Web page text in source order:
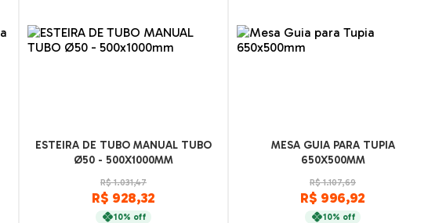
ESTEIRA DE TUBO MANUAL TUBO
Ø50 - 500X1000MM
R$ 1.031,47
R$ 928,32
10% off
MESA GUIA PARA TUPIA
650X500MM
R$ 1.107,69
R$ 996,92
10% off